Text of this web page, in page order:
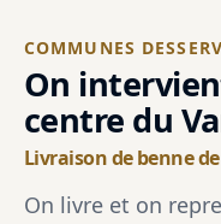
COMMUNES
On
centre du
Livraison de benne
On livre et on